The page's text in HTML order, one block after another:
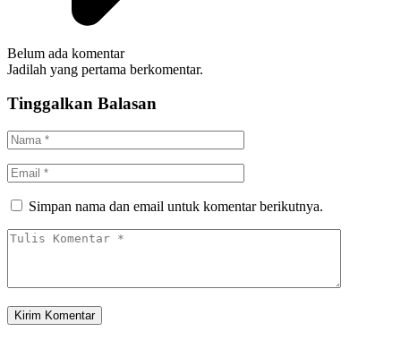
Belum ada komentar
Jadilah yang pertama berkomentar.
Tinggalkan Balasan
Simpan nama dan email untuk komentar berikutnya.